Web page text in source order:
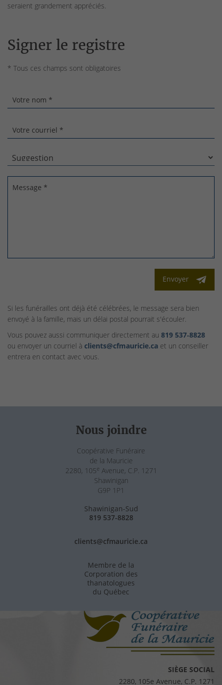
seraient grandement appréciés.
Signer le registre
* Tous ces champs sont obligatoires
Votre nom *
Votre courriel *
Message *
Envoyer
Si les funérailles ont déjà été célébrées, le message sera bien
envoyé à la famille, mais un délai postal pourrait s'écouler.
Vous pouvez aussi communiquer directement au 819 537‑8828
ou envoyer un courriel à clients@cfmauricie.ca et un conseiller
entrera en contact avec vous.
Nous joindre
Coopérative Funéraire
de la Mauricie
2280, 105e Avenue, C.P. 1271
Shawinigan
G9P 1P1
Shawinigan-Sud
819 537-8828
clients@cfmauricie.ca
Membre de la
Corporation des
thanatologues
du Québec
SIÈGE SOCIAL
2280, 105e Avenue, C.P. 1271